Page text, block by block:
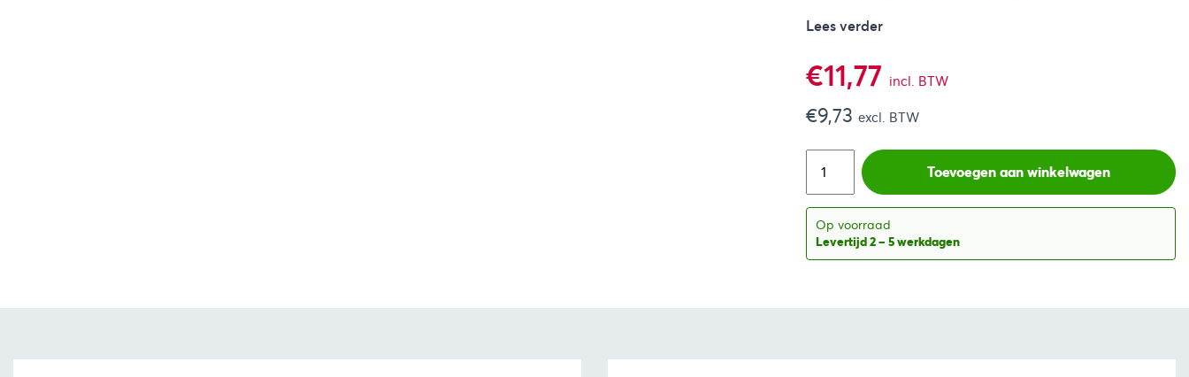
Lees verder
€11,77 incl. BTW
€9,73 excl. BTW
Toevoegen aan winkelwagen
Op voorraad
Levertijd 2 – 5 werkdagen